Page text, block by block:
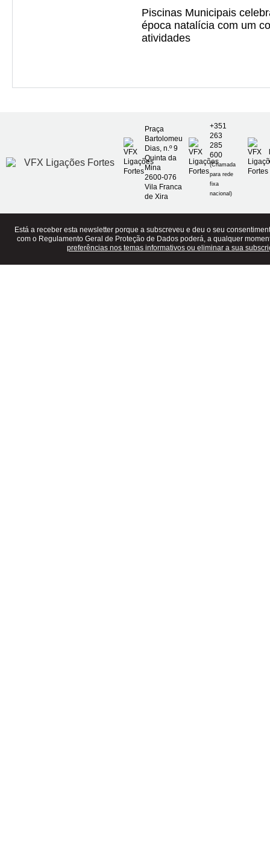
Piscinas Municipais
época natalícia com um
atividades
Praça
Bartolomeu
Dias, n.º 9
Quinta da
Mina
2600-076
Vila Franca
de Xira
+351
263
285
600
(Chamada
para rede
fixa
nacional)
Está a receber esta newsletter porque a subscreveu e deu o seu
com o Regulamento Geral de Proteção de Dados poderá, a qualquer
preferências nos temas informativos ou eliminar a sua